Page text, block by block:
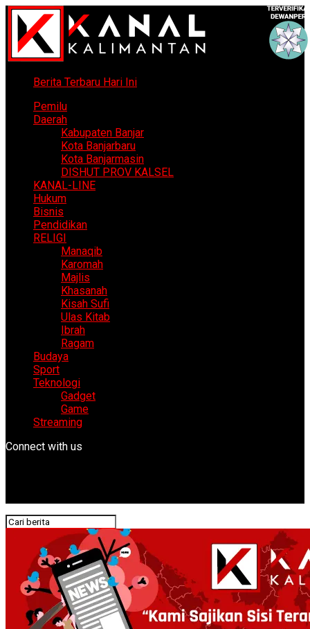
Berita Terbaru Hari Ini
Pemilu
Daerah
Kabupaten Banjar
Kota Banjarbaru
Kota Banjarmasin
DISHUT PROV KALSEL
KANAL-LINE
Hukum
Bisnis
Pendidikan
RELIGI
Manaqib
Karomah
Majlis
Khasanah
Kisah Sufi
Ulas Kitab
Ibrah
Ragam
Budaya
Sport
Teknologi
Gadget
Game
Streaming
Connect with us